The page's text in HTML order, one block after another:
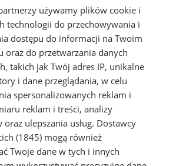
audiobooków trafiło do
dzięki dotacji
używamy plików cookie i
technologii do przechowywania i
dostępu do informacji na Twoim
oraz do przetwarzania danych
takich jak Twój adres IP, unikalne
i dane przeglądania, w celu
spersonalizowanych reklam i
reklam i treści, analizy
ulepszania usług. Dostawcy
(1845) mogą również
Twoje dane w tych i innych